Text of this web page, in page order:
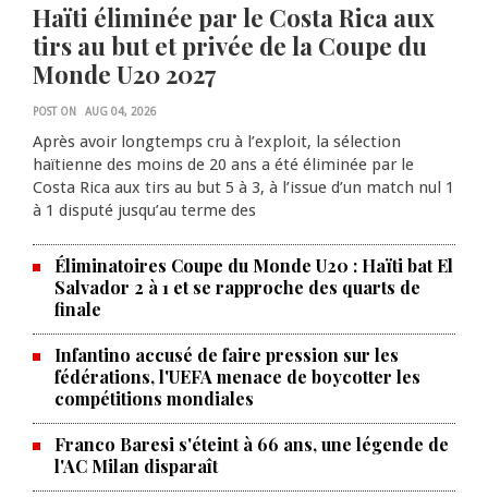
Haïti éliminée par le Costa Rica aux
tirs au but et privée de la Coupe du
Monde U20 2027
POST ON AUG 04, 2026
Après avoir longtemps cru à l’exploit, la sélection
haïtienne des moins de 20 ans a été éliminée par le
Costa Rica aux tirs au but 5 à 3, à l’issue d’un match nul 1
à 1 disputé jusqu’au terme des
Éliminatoires Coupe du Monde U20 : Haïti bat El
Salvador 2 à 1 et se rapproche des quarts de
finale
Infantino accusé de faire pression sur les
fédérations, l'UEFA menace de boycotter les
compétitions mondiales
Franco Baresi s'éteint à 66 ans, une légende de
l'AC Milan disparaît